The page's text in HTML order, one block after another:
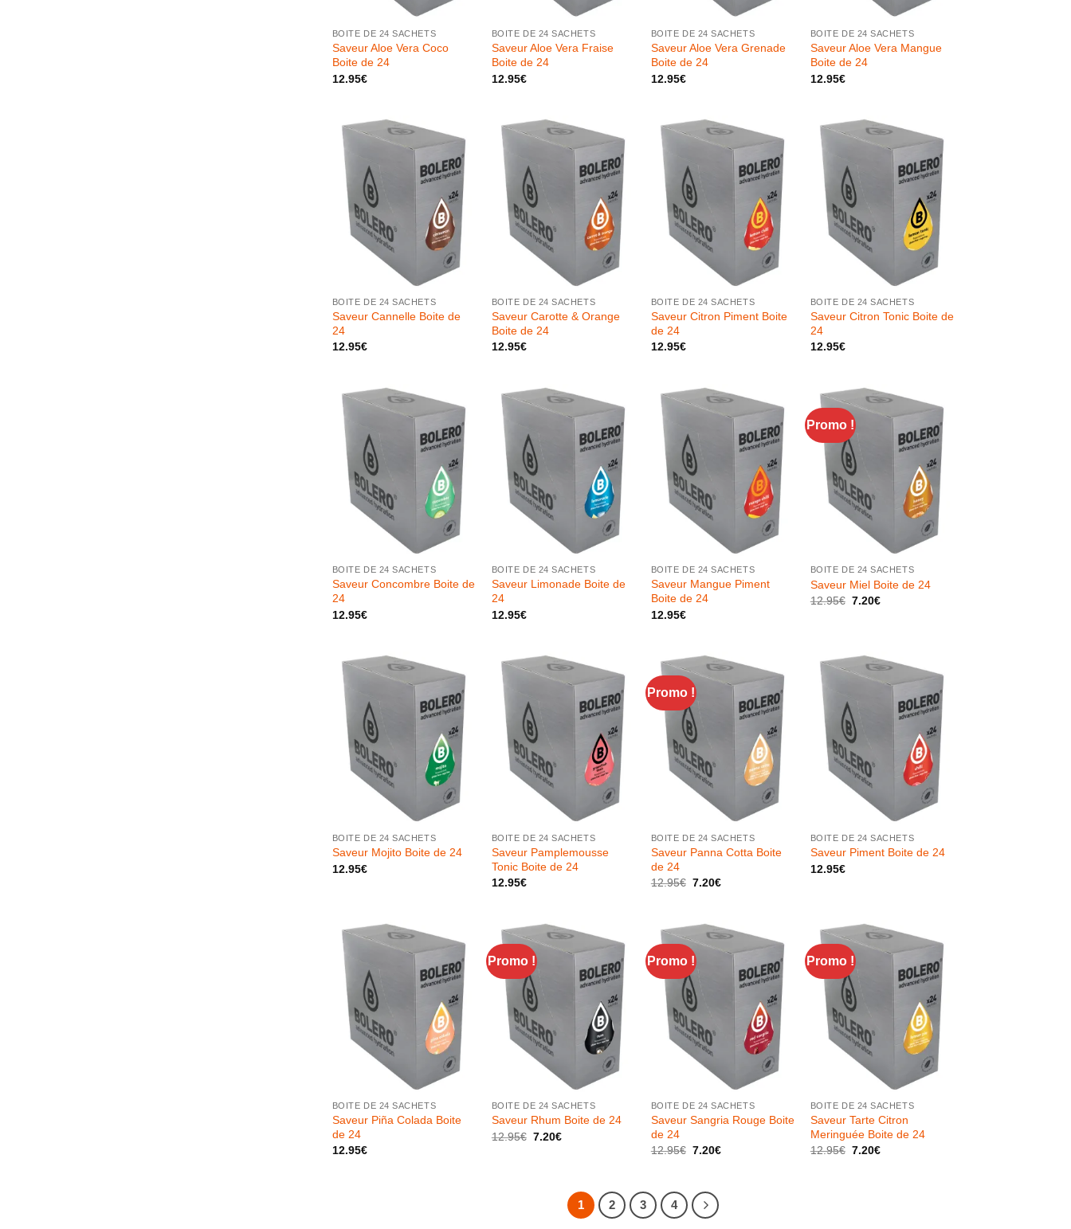
BOITE DE 24 SACHETS
Saveur Aloe Vera Coco
Boite de 24
12.95€
BOITE DE 24 SACHETS
Saveur Aloe Vera Fraise
Boite de 24
12.95€
BOITE DE 24 SACHETS
Saveur Aloe Vera Grenade
Boite de 24
12.95€
BOITE DE 24 SACHETS
Saveur Aloe Vera Mangue
Boite de 24
12.95€
BOITE DE 24 SACHETS
Saveur Cannelle Boite de
24
12.95€
BOITE DE 24 SACHETS
Saveur Carotte & Orange
Boite de 24
12.95€
BOITE DE 24 SACHETS
Saveur Citron Piment Boite
de 24
12.95€
BOITE DE 24 SACHETS
Saveur Citron Tonic Boite de
24
12.95€
BOITE DE 24 SACHETS
Saveur Concombre Boite de
24
12.95€
BOITE DE 24 SACHETS
Saveur Limonade Boite de
24
12.95€
BOITE DE 24 SACHETS
Saveur Mangue Piment
Boite de 24
12.95€
Promo !
BOITE DE 24 SACHETS
Saveur Miel Boite de 24
12.95€ Le
7.20€Le
BOITE DE 24 SACHETS
Saveur Mojito Boite de 24
12.95€
BOITE DE 24 SACHETS
Saveur Pamplemousse
Tonic Boite de 24
12.95€
Promo !
BOITE DE 24 SACHETS
Saveur Panna Cotta Boite
de 24
12.95€ Le
12.95€.
7.20€Le
7.20€.
BOITE DE 24 SACHETS
Saveur Piment Boite de 24
12.95€
BOITE DE 24 SACHETS
Saveur Piña Colada Boite
de 24
12.95€
Promo !
BOITE DE 24 SACHETS
Saveur Rhum Boite de 24
12.95€ Le
7.20€Le
Promo !
BOITE DE 24 SACHETS
Saveur Sangria Rouge Boite
de 24
12.95€ Le
12.95€.
7.20€Le
Promo !
BOITE DE 24 SACHETS
Saveur Tarte Citron
Meringuée Boite de 24
12.95€ Le
7.20€Le
1 2 3 4